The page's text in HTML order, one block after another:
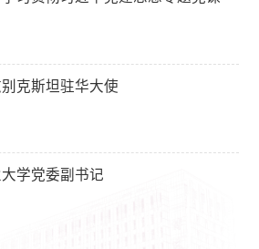
克斯坦驻华大使
学党委副书记